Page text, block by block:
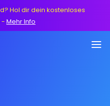
Hol dir dein kostenloses
- Mehr Info